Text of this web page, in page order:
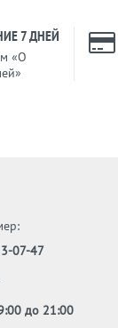
7 ДНЕЙ
«О
07-47
до 21:00